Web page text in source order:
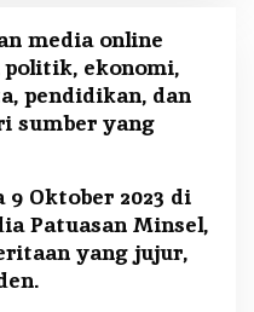
media online
ekonomi,
pendidikan, dan
sumber yang
Oktober 2023 di
Patuasan Minsel,
yang jujur,